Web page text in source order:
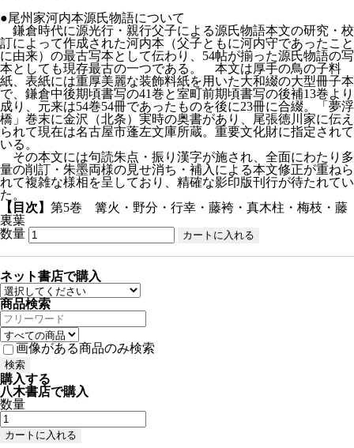
●尾州家河内本源氏物語について
鎌倉時代に源光行・親行父子による源氏物語本文の研究・校
訂によって作成された河内本（父子ともに河内守であったこと
に由来）の最古写本として伝わり、54帖が揃った源氏物語の写
本としても現存最古の一つである。 本文は厚手の鳥の子料
紙、表紙には重厚美麗な装飾料紙を用いた大和綴の大型冊子本
で、鎌倉中後期頃書写の41巻と室町前期頃書写の後補13巻より
成り、元来は54巻54冊であったものを後に23冊に合綴。「夢浮
橋」巻末に金沢（北条）実時の奥書があり、尾張徳川家に伝え
られて現在は名古屋市蓬左文庫所蔵。重要文化財に指定されて
いる。
その本文には句読朱点・振り漢字が施され、全面にわたり多
量の削訂・朱墨両様の見せ消ち・補入による本文修正が重ねら
れて複雑な様相を呈しており、精確な影印版刊行が待たれてい
た。
【目次】 第5巻 篝火・野分・行幸・藤袴・真木柱・梅枝・藤
裏葉
数量
ネット書店で購入
商品検索
画像がある商品のみ検索
購入する
八木書店で購入
数量